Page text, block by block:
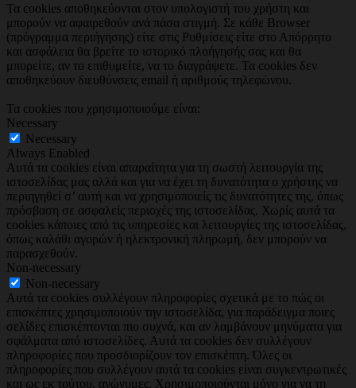
Τα cookies αποθηκεύονται στον υπολογιστή του χρήστη και
μπορούν να αφαιρεθούν ανά πάσα στιγμή. Σε κάθε Browser
(πρόγραμμα περιήγησης) είτε στις Ρυθμίσεις είτε στο Απόρρητο
και ασφάλεια θα βρείτε το ιστορικό πλοήγησής σας και θα
μπορείτε, αν το επιθυμείτε, να το διαγράψετε. Τα cookies δεν
αποθηκεύουν διευθύνσεις email ή αριθμούς τηλεφώνου.
Τα cookies που χρησιμοποιούμε είναι:
Necessary
Necessary
Always Enabled
Αυτά τα cookies είναι απαραίτητα για τη σωστή λειτουργία της
ιστοσελίδας μας αλλά και για να έχει τη δυνατότητα ο χρήστης να
περιηγηθεί σ’ αυτή και να χρησιμοποιείς τις δυνατότητες της, όπως
πρόσβαση σε ασφαλείς περιοχές της ιστοσελίδας. Χωρίς αυτά τα
cookies κάποιες από τις υπηρεσίες και λειτουργίες της ιστοσελίδας,
όπως καλάθι αγορών ή ηλεκτρονική πληρωμή, δεν μπορούν να
παρασχεθούν.
Non-necessary
Non-necessary
Αυτά τα cookies συλλέγουν πληροφορίες σχετικά με το πώς οι
επισκέπτες χρησιμοποιούν την ιστοσελίδα, για παράδειγμα ποιες
σελίδες επισκέπτονται πιο συχνά, και αν λαμβάνουν μηνύματα για
σφάλματα από ιστοσελίδες. Αυτά τα cookies δεν συλλέγουν
πληροφορίες που προσδιορίζουν τον επισκέπτη. Όλες οι
πληροφορίες που συλλέγουν αυτά τα cookies είναι συγκεντρωτικές
και ως εκ τούτου, ανώνυμες. Χρησιμοποιούνται μόνο για να τη